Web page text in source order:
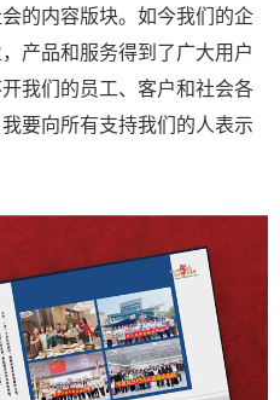
的内容版块。如今我们的企
产品和服务得到了广大用户
我们的员工、客户和社会各
要向所有支持我们的人表示